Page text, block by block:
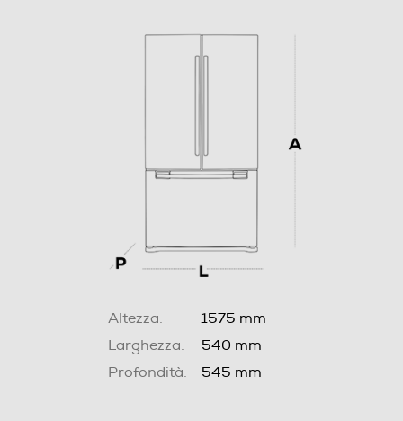
Altezza:
1575 mm
Larghezza:
540 mm
Profondità:
545 mm